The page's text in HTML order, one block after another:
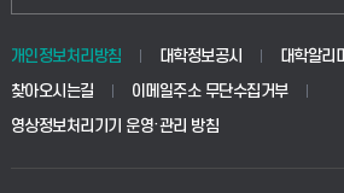
개인정보처리방침 대학정보공시 대학알리미
찾아오시는길
이메일주소 무단수집거부
영상정보처리기기 운영·관리 방침